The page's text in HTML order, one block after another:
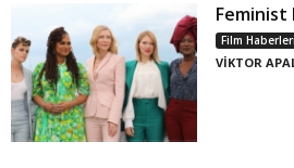
Feminist
Film Haberleri
VİKTOR